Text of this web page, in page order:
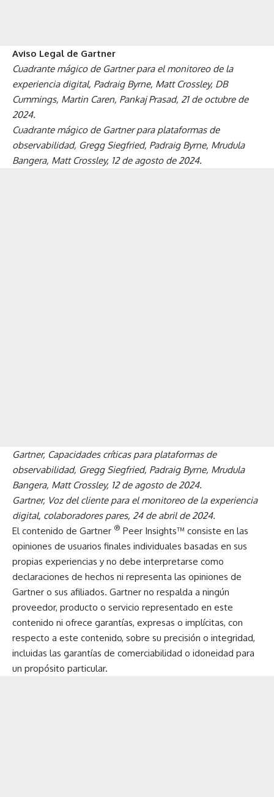
Aviso Legal de Gartner
Cuadrante mágico de Gartner para el monitoreo de la
experiencia digital, Padraig Byrne, Matt Crossley, DB
Cummings, Martin Caren, Pankaj Prasad, 21 de octubre de
2024.
Cuadrante mágico de Gartner para plataformas de
observabilidad, Gregg Siegfried, Padraig Byrne, Mrudula
Bangera, Matt Crossley, 12 de agosto de 2024.
Gartner, Capacidades críticas para plataformas de
observabilidad, Gregg Siegfried, Padraig Byrne, Mrudula
Bangera, Matt Crossley, 12 de agosto de 2024.
Gartner, Voz del cliente para el monitoreo de la experiencia
digital, colaboradores pares, 24 de abril de 2024.
El contenido de Gartner ® Peer Insights™ consiste en las
opiniones de usuarios finales individuales basadas en sus
propias experiencias y no debe interpretarse como
declaraciones de hechos ni representa las opiniones de
Gartner o sus afiliados. Gartner no respalda a ningún
proveedor, producto o servicio representado en este
contenido ni ofrece garantías, expresas o implícitas, con
respecto a este contenido, sobre su precisión o integridad,
incluidas las garantías de comerciabilidad o idoneidad para
un propósito particular.